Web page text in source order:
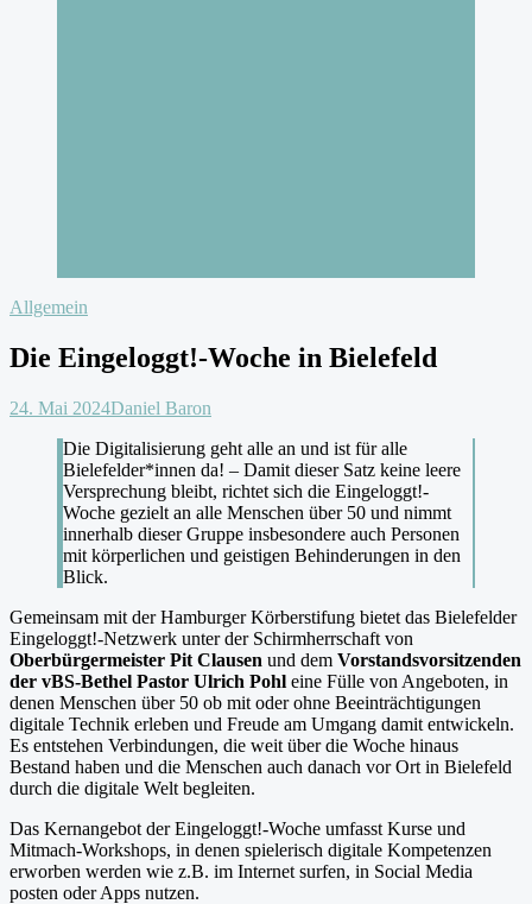
Allgemein
Die Eingeloggt!-Woche in Bielefeld
24. Mai 2024Daniel Baron
Die Digitalisierung geht alle an und ist für alle
Bielefelder*innen da! – Damit dieser Satz keine leere
Versprechung bleibt, richtet sich die Eingeloggt!-
Woche gezielt an alle Menschen über 50 und nimmt
innerhalb dieser Gruppe insbesondere auch Personen
mit körperlichen und geistigen Behinderungen in den
Blick.
Gemeinsam mit der Hamburger Körberstifung bietet das Bielefelder
Eingeloggt!-Netzwerk unter der Schirmherrschaft von
Oberbürgermeister Pit Clausen und dem Vorstandsvorsitzenden
der vBS-Bethel Pastor Ulrich Pohl eine Fülle von Angeboten, in
denen Menschen über 50 ob mit oder ohne Beeinträchtigungen
digitale Technik erleben und Freude am Umgang damit entwickeln.
Es entstehen Verbindungen, die weit über die Woche hinaus
Bestand haben und die Menschen auch danach vor Ort in Bielefeld
durch die digitale Welt begleiten.
Das Kernangebot der Eingeloggt!-Woche umfasst Kurse und
Mitmach-Workshops, in denen spielerisch digitale Kompetenzen
erworben werden wie z.B. im Internet surfen, in Social Media
posten oder Apps nutzen.